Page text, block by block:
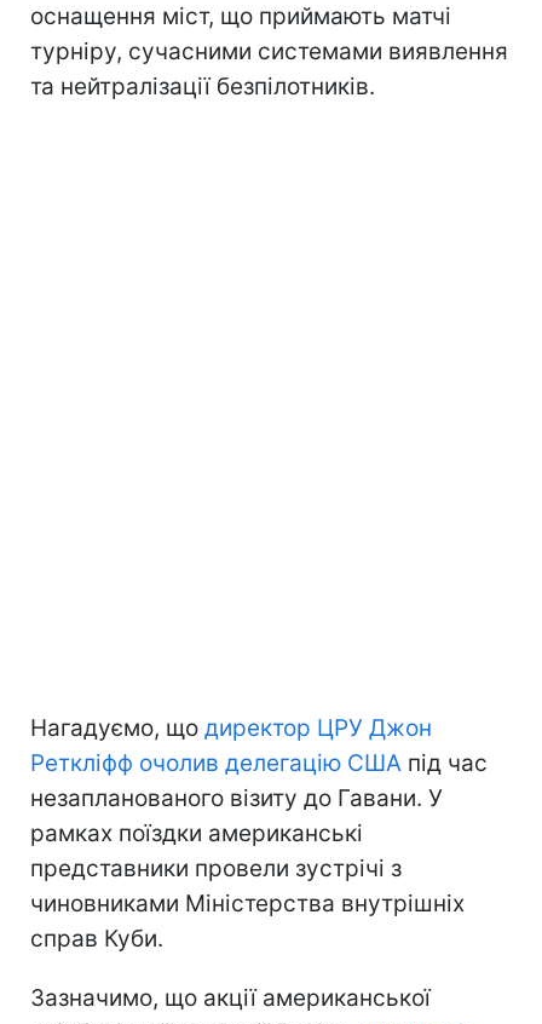
оснащення міст, що приймають матчі
турніру, сучасними системами виявлення
та нейтралізації безпілотників.
Нагадуємо, що директор ЦРУ Джон
Реткліфф очолив делегацію США під час
незапланованого візиту до Гавани. У
рамках поїздки американські
представники провели зустрічі з
чиновниками Міністерства внутрішніх
справ Куби.
Зазначимо, що акції американської